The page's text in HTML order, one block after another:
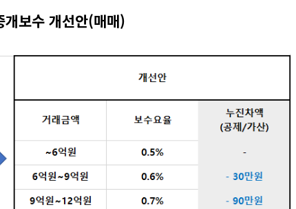
개보수 개선안(매매)